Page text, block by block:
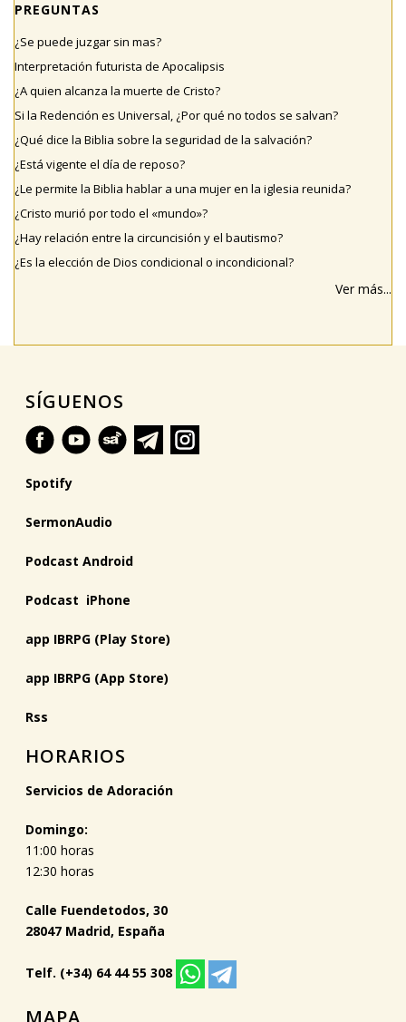
PREGUNTAS
¿Se puede juzgar sin mas?
Interpretación futurista de Apocalipsis
¿A quien alcanza la muerte de Cristo?
Si la Redención es Universal, ¿Por qué no todos se salvan?
¿Qué dice la Biblia sobre la seguridad de la salvación?
¿Está vigente el día de reposo?
¿Le permite la Biblia hablar a una mujer en la iglesia reunida?
¿Cristo murió por todo el «mundo»?
¿Hay relación entre la circuncisión y el bautismo?
¿Es la elección de Dios condicional o incondicional?
Ver más...
SÍGUENOS
Spotify
SermonAudio
Podcast Android
Podcast iPhone
app IBRPG (Play Store)
app IBRPG (App Store)
Rss
HORARIOS
Servicios de Adoración
Domingo:
11:00 horas
12:30 horas
Calle Fuendetodos, 30
28047 Madrid, España
Telf. (+34) 64 44 55 308
MAPA